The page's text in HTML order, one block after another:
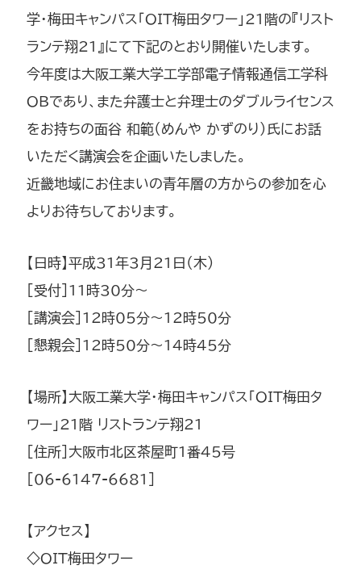
学・梅田キャンパス「OIT梅田タワー」21階の『リスト
ランテ翔21』にて下記のとおり開催いたします。
今年度は大阪工業大学工学部電子情報通信工学科
OBであり、また弁護士と弁理士のダブルライセンス
をお持ちの面谷 和範（めんや かずのり）氏にお話
いただく講演会を企画いたしました。
近畿地域にお住まいの青年層の方からの参加を心
よりお待ちしております。
【日時】平成31年3月21日（木）
[受付]11時30分～
[講演会]12時05分～12時50分
[懇親会]12時50分～14時45分
【場所】大阪工業大学・梅田キャンパス「OIT梅田タ
ワー」21階 リストランテ翔21
[住所]大阪市北区茶屋町1番45号
[06-6147-6681]
【アクセス】
◇OIT梅田タワー